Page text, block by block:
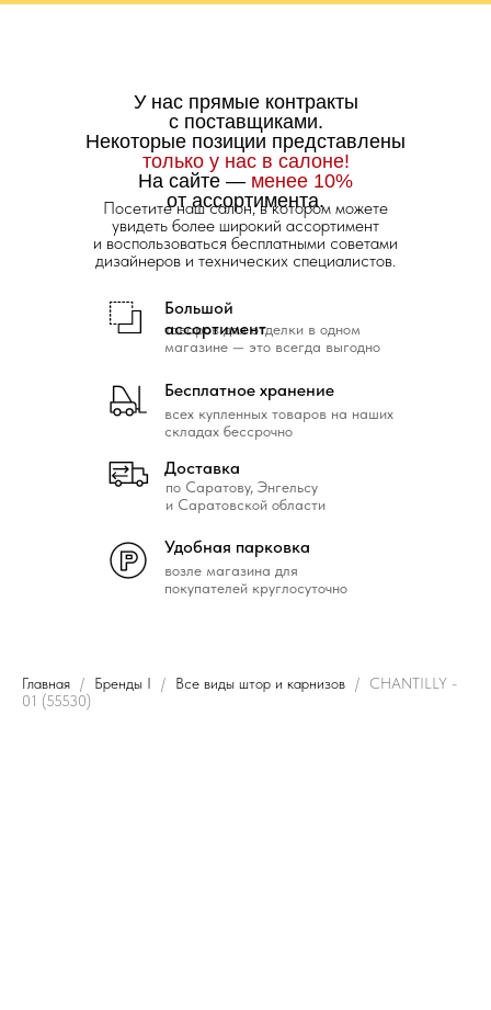
возле магазина для
покупателей круглосуточно
Удобная парковка
всех купленных товаров на наших
складах бессрочно
Бесплатное хранение
товаров для отделки в одном
магазине — это всегда выгодно
Большой
ассортимент
по Саратову, Энгельсу
и Саратовской области
Доставка
У нас прямые контракты
с поставщиками.
Некоторые позиции представлены
только у нас в салоне!
На сайте — менее 10%
от ассортимента.
Посетите наш салон, в котором можете
увидеть более широкий ассортимент
и воспользоваться бесплатными советами
дизайнеров и технических специалистов.
Главная Бренды I Все виды штор и карнизов
CHANTILLY -
01 (55530)